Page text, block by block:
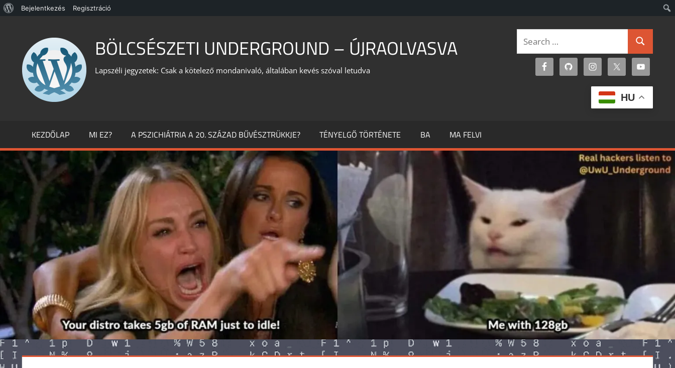
WordPress,
Bejelentkezés Regisztráció
content
BÖLCSÉSZETI UNDERGROUND – ÚJRAOLVASVA
Lapszéli jegyzetek: Csak a kötelező mondanivaló, általában kevés szóval letudva
Search
HU
KEZDŐLAP MI EZ? A PSZICHIÁTRIA A 20. SZÁZAD BŰVÉSZTRÜKKJE? TÉNYELGŐ TÖRTÉNETE BA MA FELVI